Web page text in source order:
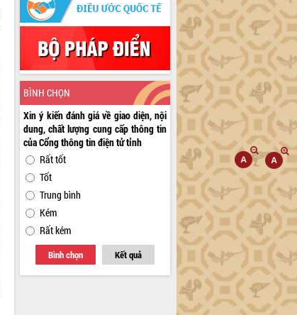
BÌNH CHỌN
Xin ý kiến đánh giá về giao diện, nội
dung, chất lượng cung cấp thông tin
của Cổng thông tin điện tử tỉnh
Rất tốt
Tốt
Trung bình
Kém
Rất kém
Bình chọn Kết quả